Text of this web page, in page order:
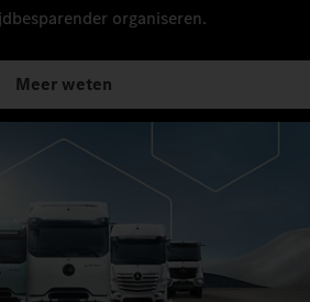
organiseren.
Meer weten